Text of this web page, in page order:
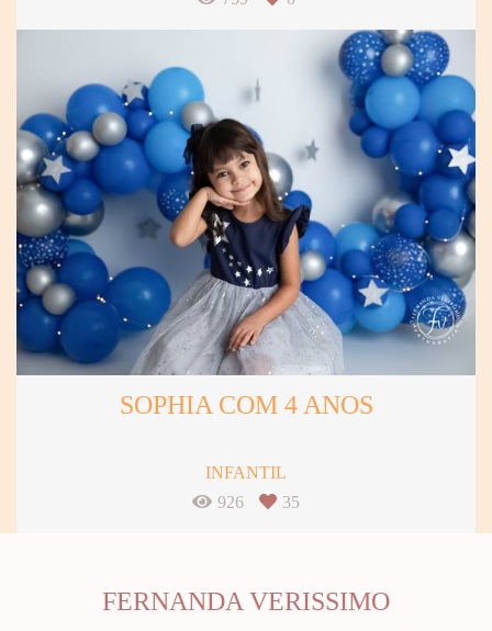
SOPHIA COM 4 ANOS
INFANTIL
926
35
FERNANDA VERISSIMO